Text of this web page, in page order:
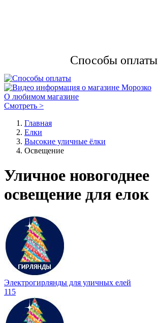
Способы оплаты
О любимом магазине
Смотреть >
Главная
Елки
Высокие уличные ёлки
Освещение
Уличное новогоднее
освещение для елок
Электрогирлянды для уличных елей
115